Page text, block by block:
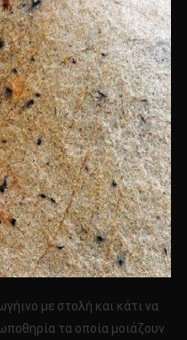
με στολή και κάτι να
τα οποία μοιάζουν